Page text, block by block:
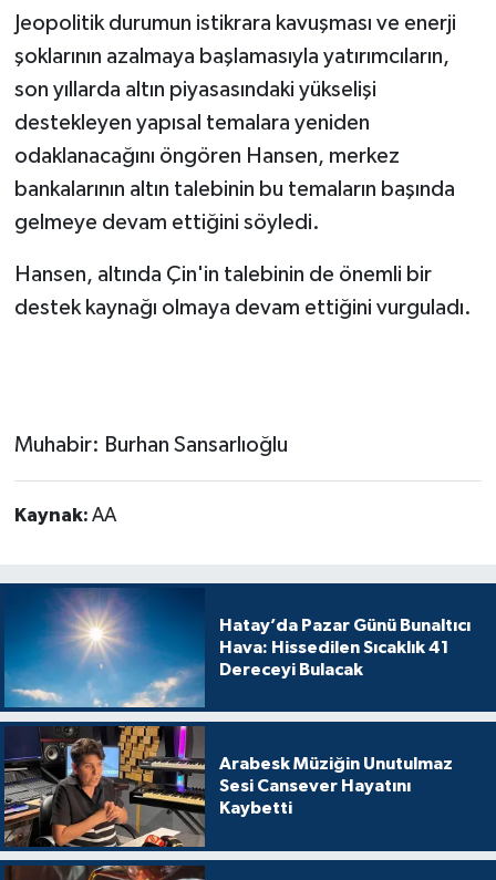
Jeopolitik durumun istikrara kavuşması ve enerji
şoklarının azalmaya başlamasıyla yatırımcıların,
son yıllarda altın piyasasındaki yükselişi
destekleyen yapısal temalara yeniden
odaklanacağını öngören Hansen, merkez
bankalarının altın talebinin bu temaların başında
gelmeye devam ettiğini söyledi.
Hansen, altında Çin'in talebinin de önemli bir
destek kaynağı olmaya devam ettiğini vurguladı.
Muhabir: Burhan Sansarlıoğlu
Kaynak: AA
Hatay’da Pazar Günü Bunaltıcı
Hava: Hissedilen Sıcaklık 41
Dereceyi Bulacak
Arabesk Müziğin Unutulmaz
Sesi Cansever Hayatını
Kaybetti